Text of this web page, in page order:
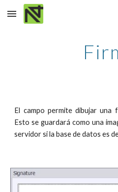
Skip to main content
El campo permite dibujar una
Esto se guardará como una
servidor si la base de datos es